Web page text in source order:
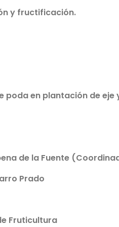
y fructificación.
poda en plantación de eje
de la Fuente
Prado
Fruticultura